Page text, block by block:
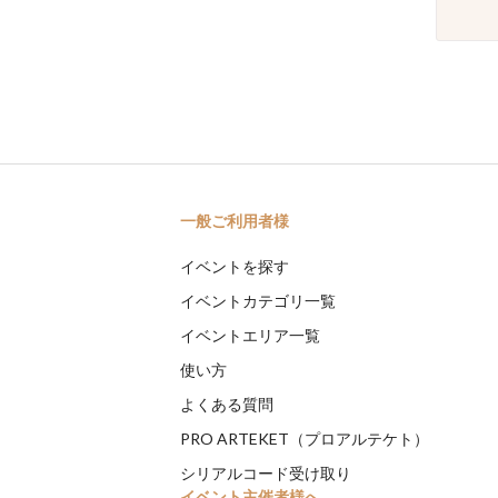
一般ご利用者様
イベントを探す
イベントカテゴリ一覧
イベントエリア一覧
使い方
よくある質問
PRO ARTEKET（プロアルテケト）
シリアルコード受け取り